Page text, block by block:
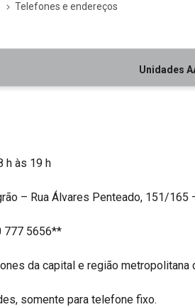
Telefones e endereços
Unidades
h às 19 h
– Rua Álvares Penteado, 151/165
777 5656**
da capital e região metropolitana
somente para telefone fixo.